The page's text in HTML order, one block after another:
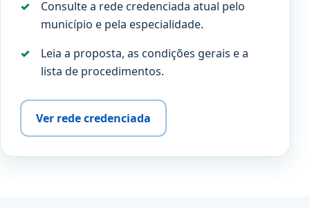
Consulte a rede credenciada atual pelo
município e pela especialidade.
Leia a proposta, as condições gerais e a
lista de procedimentos.
Ver rede credenciada